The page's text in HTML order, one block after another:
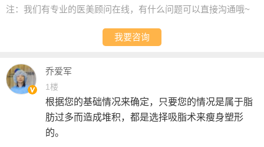
注：我们有专业的医美顾问在线，有什么问题可以直接沟通哦~
我要咨询
乔爱军
1楼
根据您的基础情况来确定，只要您的情况是属于脂
肪过多而造成堆积，都是选择吸脂术来瘦身塑形
的。